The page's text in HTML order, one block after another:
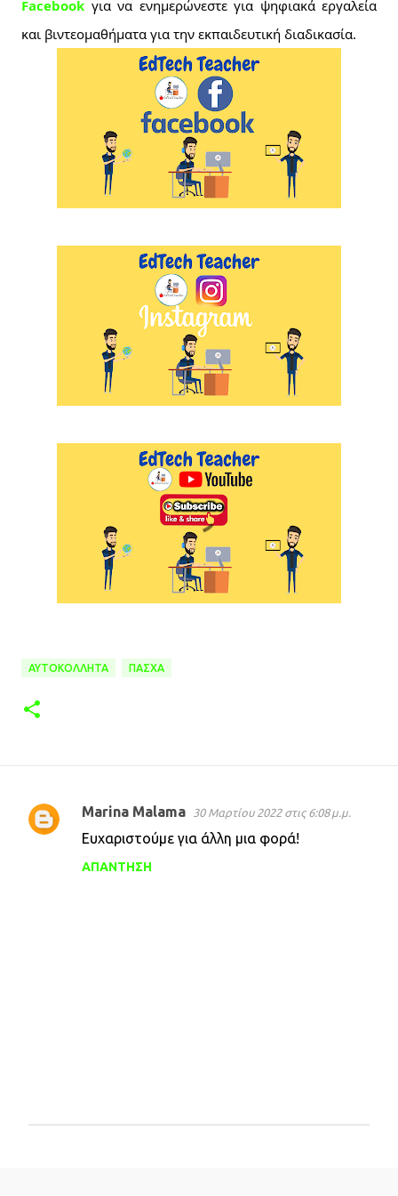
Facebook για να ενημερώνεστε για ψηφιακά εργαλεία
και βιντεομαθήματα για την εκπαιδευτική διαδικασία.
ΑΥΤΟΚΟΛΛΗΤΑ ΠΑΣΧΑ
Σ
Marina Malama 30 Μαρτίου 2022 στις 6:08 μ.μ.
Ευχαριστούμε για άλλη μια φορά!
ΑΠΆΝΤΗΣΗ